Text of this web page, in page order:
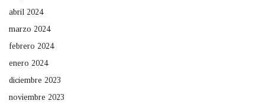
abril 2024
marzo 2024
febrero 2024
enero 2024
diciembre 2023
noviembre 2023